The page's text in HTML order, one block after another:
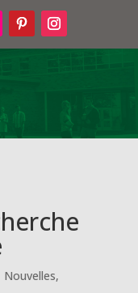
Nouvelles,